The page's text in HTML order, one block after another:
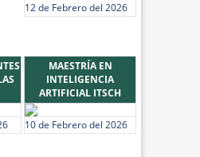
12 de Febrero del 2026
MAESTRÍA EN
INTELIGENCIA
ARTIFICIAL ITSCH
10 de Febrero del 2026